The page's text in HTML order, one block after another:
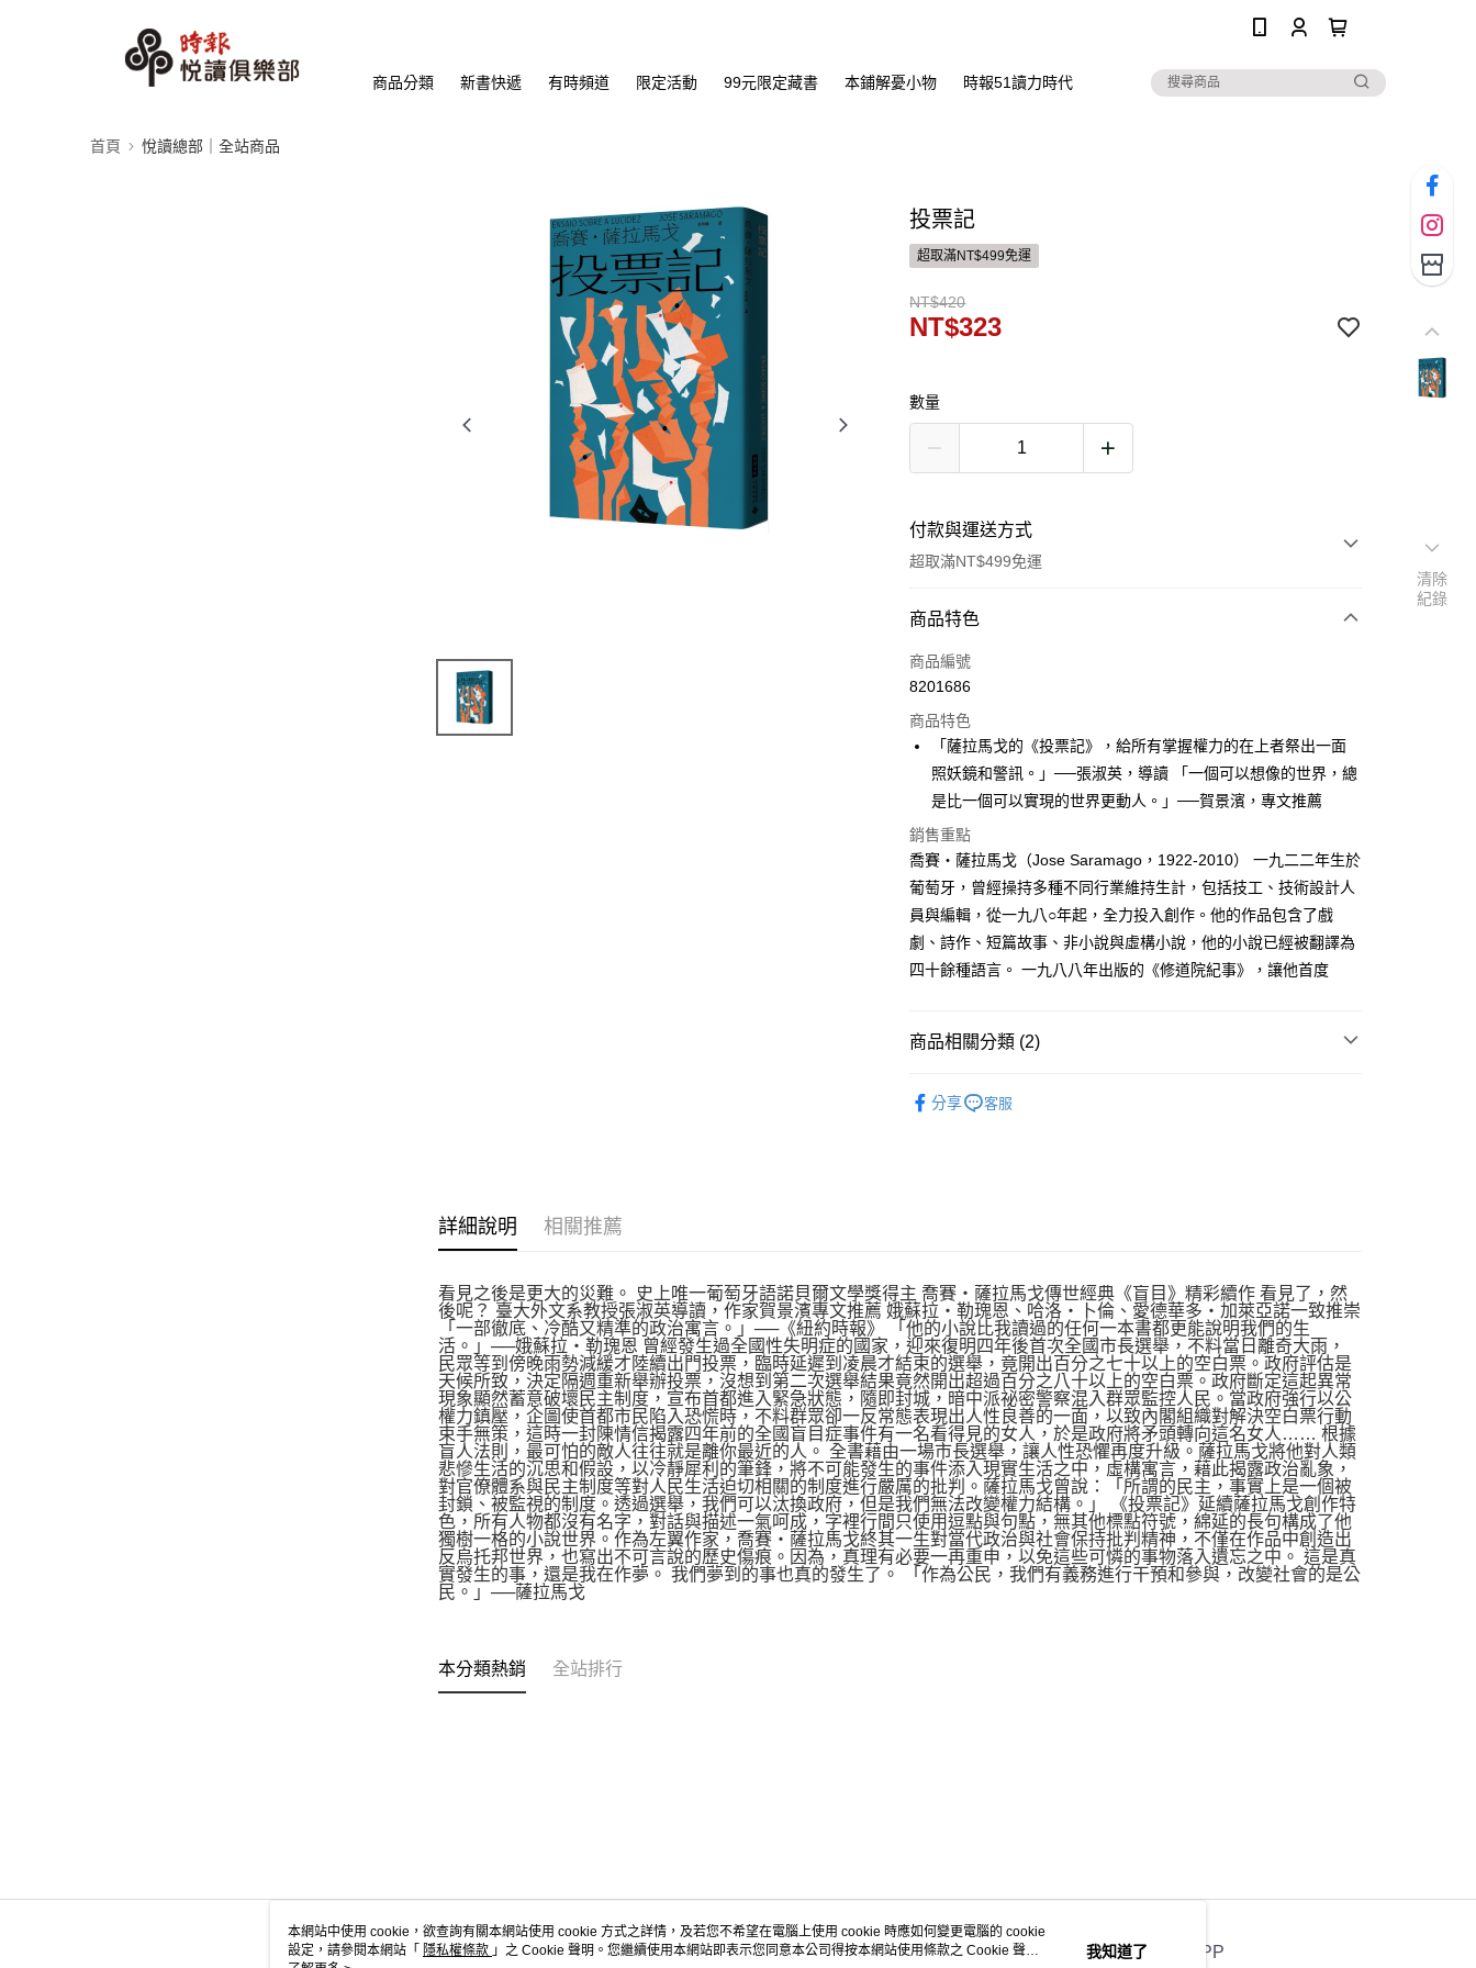
商品分類 新書快遞 有時頻道 限定活動 99元限定藏書 本鋪解憂小物 時報51讀力時代
首頁 悅讀總部｜全站商品
投票記
超取滿NT$499免運
NT$420
NT$323
數量
付款與運送方式
超取滿NT$499免運
付款方式
信用卡一次付款
運送方式
付款後全家取貨
每筆NT$60，滿NT$499(含以上)免運費
付款後7-11取貨
每筆NT$60，滿NT$499(含以上)免運費
宅配
每筆NT$100，滿NT$499(含以上)免運費
商品特色
商品編號
8201686
商品特色
「薩拉馬戈的《投票記》，給所有掌握權力的在上者祭出一面
照妖鏡和警訊。」──張淑英，導讀 「一個可以想像的世界，總
是比一個可以實現的世界更動人。」──賀景濱，專文推薦
銷售重點
喬賽‧薩拉馬戈（Jose Saramago，1922-2010） 一九二二年生於
葡萄牙，曾經操持多種不同行業維持生計，包括技工、技術設計人
員與編輯，從一九八○年起，全力投入創作。他的作品包含了戲
劇、詩作、短篇故事、非小說與虛構小說，他的小說已經被翻譯為
四十餘種語言。 一九八八年出版的《修道院紀事》，讓他首度
商品相關分類 (2)
分享 客服
詳細說明 相關推薦
看見之後是更大的災難。 史上唯一葡萄牙語諾貝爾文學獎得主 喬賽‧薩拉馬戈傳世經典《盲目》精彩續作 看見了，然
後呢？ 臺大外文系教授張淑英導讀，作家賀景濱專文推薦 娥蘇拉‧勒瑰恩、哈洛‧卜倫、愛德華多‧加萊亞諾一致推崇
「一部徹底、冷酷又精準的政治寓言。」──《紐約時報》 「他的小說比我讀過的任何一本書都更能說明我們的生
活。」──娥蘇拉‧勒瑰恩 曾經發生過全國性失明症的國家，迎來復明四年後首次全國市長選舉，不料當日離奇大雨，
民眾等到傍晚雨勢減緩才陸續出門投票，臨時延遲到凌晨才結束的選舉，竟開出百分之七十以上的空白票。政府評估是
天候所致，決定隔週重新舉辦投票，沒想到第二次選舉結果竟然開出超過百分之八十以上的空白票。政府斷定這起異常
現象顯然蓄意破壞民主制度，宣布首都進入緊急狀態，隨即封城，暗中派祕密警察混入群眾監控人民。當政府強行以公
權力鎮壓，企圖使首都市民陷入恐慌時，不料群眾卻一反常態表現出人性良善的一面，以致內閣組織對解決空白票行動
束手無策，這時一封陳情信揭露四年前的全國盲目症事件有一名看得見的女人，於是政府將矛頭轉向這名女人…… 根據
盲人法則，最可怕的敵人往往就是離你最近的人。 全書藉由一場市長選舉，讓人性恐懼再度升級。薩拉馬戈將他對人類
悲慘生活的沉思和假設，以冷靜犀利的筆鋒，將不可能發生的事件添入現實生活之中，虛構寓言，藉此揭露政治亂象，
對官僚體系與民主制度等對人民生活迫切相關的制度進行嚴厲的批判。薩拉馬戈曾說：「所謂的民主，事實上是一個被
封鎖、被監視的制度。透過選舉，我們可以汰換政府，但是我們無法改變權力結構。」 《投票記》延續薩拉馬戈創作特
色，所有人物都沒有名字，對話與描述一氣呵成，字裡行間只使用逗點與句點，無其他標點符號，綿延的長句構成了他
獨樹一格的小說世界。作為左翼作家，喬賽‧薩拉馬戈終其一生對當代政治與社會保持批判精神，不僅在作品中創造出
反烏托邦世界，也寫出不可言說的歷史傷痕。因為，真理有必要一再重申，以免這些可憐的事物落入遺忘之中。 這是真
實發生的事，還是我在作夢。 我們夢到的事也真的發生了。 「作為公民，我們有義務進行干預和參與，改變社會的是公
民。」──薩拉馬戈
本分類熱銷 全站排行
關於我們 客服資訊 官方APP
清除
紀錄
本網站中使用 cookie，欲查詢有關本網站使用 cookie 方式之詳情，及若您不希望在電腦上使用 cookie 時應如何變更電腦的 cookie
設定，請參閱本網站「 隱私權條款 」之 Cookie 聲明。您繼續使用本網站即表示您同意本公司得按本網站使用條款之 Cookie 聲明
我知道了